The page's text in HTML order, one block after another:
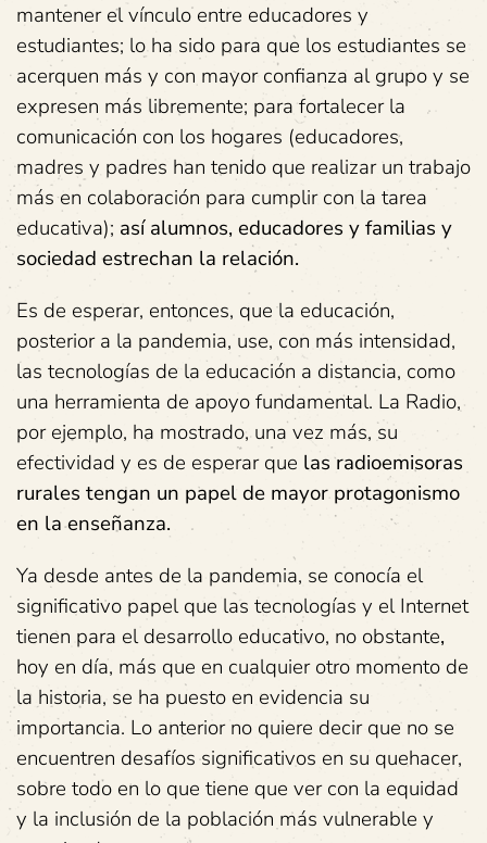
mantener el vínculo entre educadores y
estudiantes; lo ha sido para que los estudiantes se
acerquen más y con mayor confianza al grupo y se
expresen más libremente; para fortalecer la
comunicación con los hogares (educadores,
madres y padres han tenido que realizar un trabajo
más en colaboración para cumplir con la tarea
educativa); así alumnos, educadores y familias y
sociedad estrechan la relación.
Es de esperar, entonces, que la educación,
posterior a la pandemia, use, con más intensidad,
las tecnologías de la educación a distancia, como
una herramienta de apoyo fundamental. La Radio,
por ejemplo, ha mostrado, una vez más, su
efectividad y es de esperar que las radioemisoras
rurales tengan un papel de mayor protagonismo
en la enseñanza.
Ya desde antes de la pandemia, se conocía el
significativo papel que las tecnologías y el Internet
tienen para el desarrollo educativo, no obstante,
hoy en día, más que en cualquier otro momento de
la historia, se ha puesto en evidencia su
importancia. Lo anterior no quiere decir que no se
encuentren desafíos significativos en su quehacer,
sobre todo en lo que tiene que ver con la equidad
y la inclusión de la población más vulnerable y